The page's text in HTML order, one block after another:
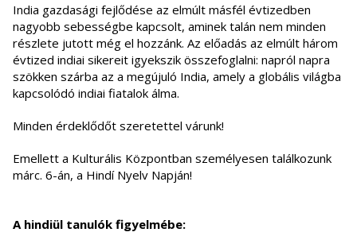
India gazdasági fejlődése az elmúlt másfél évtizedben
nagyobb sebességbe kapcsolt, aminek talán nem minden
részlete jutott még el hozzánk. Az előadás az elmúlt három
évtized indiai sikereit igyekszik összefoglalni: napról napra
szökken szárba az a megújuló India, amely a globális világba
kapcsolódó indiai fiatalok álma.
Minden érdeklődőt szeretettel várunk!
Emellett a Kulturális Központban személyesen találkozunk
márc. 6-án, a Hindí Nyelv Napján!
A hindiül tanulók figyelmébe: